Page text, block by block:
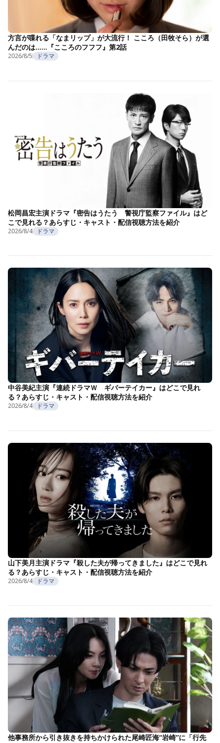
方言が喋れる「なまリップ」が大流行！ こころ（田牧そら）が選
んだのは……『こころのフフフ』第2話
2026/8/5 ドラマ
松岡昌宏主演ドラマ『密告はうたう 警視庁監察ファイル』はど
こで見れる？あらすじ・キャスト・配信視聴方法を紹介
2026/8/4 ドラマ
中谷美紀主演『連続ドラマＷ ギバーテイカー』はどこで見れ
る？あらすじ・キャスト・配信視聴方法を紹介
2026/8/4 ドラマ
山下美月主演ドラマ『殺した夫が帰ってきました』はどこで見れ
る？あらすじ・キャスト・配信視聴方法を紹介
2026/8/4 ドラマ
他事務所から引き抜きを持ちかけられた尾崎匠海“岩崎”に「行先